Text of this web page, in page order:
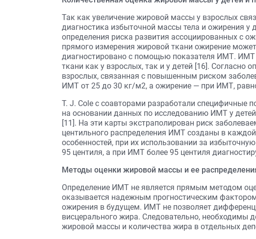
Так как увеличение жировой массы у взрослых
диагностика избыточной массы тела и ожирения у
определения риска развития ассоциированных с
прямого измерения жировой ткани ожирение
диагностировано с помощью показателя ИМТ. ИМТ
ткани как у взрослых, так и у детей [16]. Согласно
взрослых, связанная с повышенным риском
ИМТ от 25 до 30 кг/м2, а ожирение — при ИМТ,
T. J. Cole с соавторами разработали специфичные
на основании данных по исследованию ИМТ у
[11]. На эти карты экстраполирован риск
центильного распределения ИМТ созданы в
особенностей, при их использовании за
95 центиля, а при ИМТ более 95 центиля
Методы оценки жировой массы и ее
Определение ИМТ не является прямым методом
оказывается надежным прогностическим
ожирения в будущем. ИМТ не позволяет
висцерального жира. Следовательно, необходимы
жировой массы и количества жира в отдельных